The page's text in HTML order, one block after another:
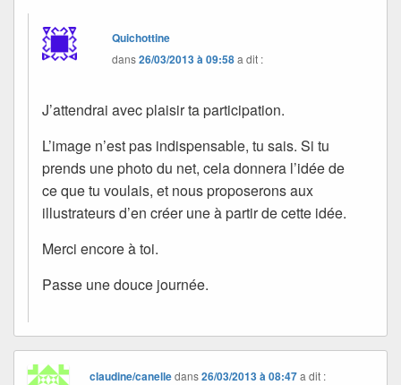
Quichottine
dans26/03/2013 à 09:58a dit :
J’attendrai avec plaisir ta participation.
L’image n’est pas indispensable, tu sais. Si tu
prends une photo du net, cela donnera l’idée de
ce que tu voulais, et nous proposerons aux
illustrateurs d’en créer une à partir de cette idée.
Merci encore à toi.
Passe une douce journée.
claudine/canelledans26/03/2013 à 08:47 a dit :